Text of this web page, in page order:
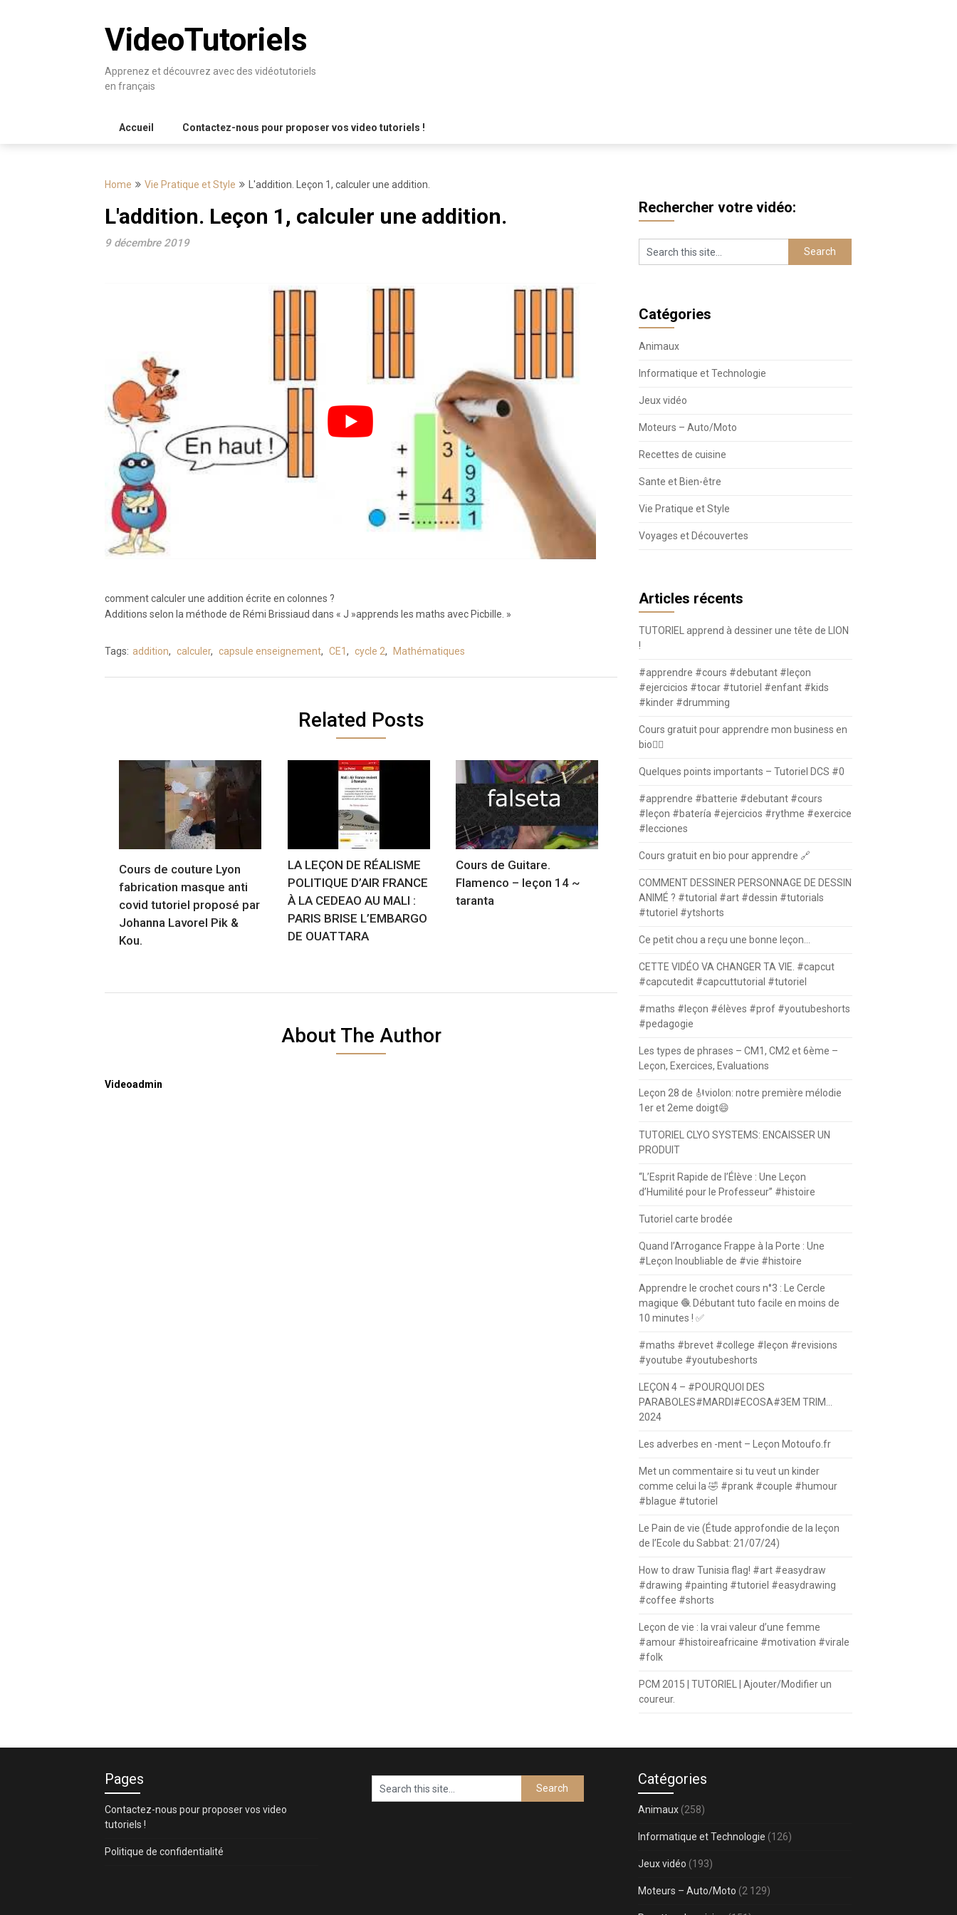
VideoTutoriels
Apprenez et découvrez avec des vidéotutoriels
en français
Accueil Contactez-nous pour proposer vos video tutoriels !
Home Vie Pratique et Style L'addition. Leçon 1, calculer une addition.
L'addition. Leçon 1, calculer une addition.
9 décembre 2019
comment calculer une addition écrite en colonnes ?
Additions selon la méthode de Rémi Brissiaud dans « J »apprends les maths avec Picbille. »
Tags: addition, calculer, capsule enseignement, CE1 , cycle 2, Mathématiques
Related Posts
Cours de couture Lyon
fabrication masque anti
covid tutoriel proposé par
Johanna Lavorel Pik &
Kou.
LA LEÇON DE RÉALISME
POLITIQUE D’AIR FRANCE
À LA CEDEAO AU MALI :
PARIS BRISE L’EMBARGO
DE OUATTARA
Cours de Guitare.
Flamenco – leçon 14 ~
taranta
About The Author
Videoadmin
Rechercher votre vidéo:
Catégories
Animaux
Informatique et Technologie
Jeux vidéo
Moteurs – Auto/Moto
Recettes de cuisine
Sante et Bien-être
Vie Pratique et Style
Voyages et Découvertes
Articles récents
TUTORIEL apprend à dessiner une tête de LION
!
#apprendre #cours #debutant #leçon
#ejercicios #tocar #tutoriel #enfant #kids
#kinder #drumming
Cours gratuit pour apprendre mon business en
bio⛓️‍💥
Quelques points importants – Tutoriel DCS #0
#apprendre #batterie #debutant #cours
#leçon #batería #ejercicios #rythme #exercice
#lecciones
Cours gratuit en bio pour apprendre 🔗
COMMENT DESSINER PERSONNAGE DE DESSIN
ANIMÉ ? #tutorial #art #dessin #tutorials
#tutoriel #ytshorts
Ce petit chou a reçu une bonne leçon…
CETTE VIDÉO VA CHANGER TA VIE. #capcut
#capcutedit #capcuttutorial #tutoriel
#maths #leçon #élèves #prof #youtubeshorts
#pedagogie
Les types de phrases – CM1, CM2 et 6ème –
Leçon, Exercices, Evaluations
Leçon 28 de 🎻violon: notre première mélodie
1er et 2eme doigt😄
TUTORIEL CLYO SYSTEMS: ENCAISSER UN
PRODUIT
“L’Esprit Rapide de l’Élève : Une Leçon
d’Humilité pour le Professeur” #histoire
Tutoriel carte brodée
Quand l’Arrogance Frappe à la Porte : Une
#Leçon Inoubliable de #vie #histoire
Apprendre le crochet cours n°3 : Le Cercle
magique 🧶 Débutant tuto facile en moins de
10 minutes ! ✅
#maths #brevet #college #leçon #revisions
#youtube #youtubeshorts
LEÇON 4 – #POURQUOI DES
PARABOLES#MARDI#ECOSA#3EM TRIM…
2024
Les adverbes en -ment – Leçon Motoufo.fr
Met un commentaire si tu veut un kinder
comme celui la 🤣 #prank #couple #humour
#blague #tutoriel
Le Pain de vie (Étude approfondie de la leçon
de l’Ecole du Sabbat: 21/07/24)
How to draw Tunisia flag! #art #easydraw
#drawing #painting #tutoriel #easydrawing
#coffee #shorts
Leçon de vie : la vrai valeur d’une femme
#amour #histoireafricaine #motivation #virale
#folk
PCM 2015 | TUTORIEL | Ajouter/Modifier un
coureur.
Pages
Contactez-nous pour proposer vos video
tutoriels !
Politique de confidentialité
Catégories
Animaux (258)
Informatique et Technologie (126)
Jeux vidéo (193)
Moteurs – Auto/Moto (2 129)